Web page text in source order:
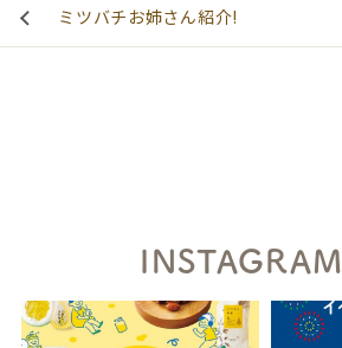
ミツバチお姉さん紹介!
INSTAGRAM